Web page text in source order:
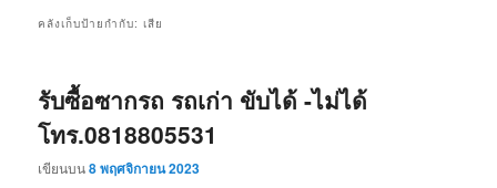
คลังเก็บป้ายกำกับ:เสีย
รับซื้อซากรถ รถเก่า ขับได้ -ไม่ได้
โทร.0818805531
เขียนบน8 พฤศจิกายน 2023